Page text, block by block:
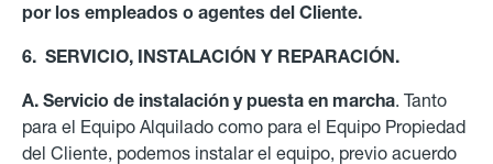
por los empleados o agentes del Cliente.
6. SERVICIO, INSTALACIÓN Y REPARACIÓN.
A. Servicio de instalación y puesta en marcha. Tanto
para el Equipo Alquilado como para el Equipo Propiedad
del Cliente, podemos instalar el equipo, previo acuerdo